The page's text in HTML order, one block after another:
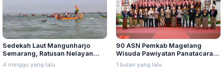
Sedekah Laut Mangunharjo
Semarang, Ratusan Nelayan
Larung Sesaji ke Laut
4 minggu yang lalu
90 ASN Pemkab Magelang
Wisuda Pawiyatan Panatacara
dan Pamedharsabda Permadani
1 bulan yang lalu